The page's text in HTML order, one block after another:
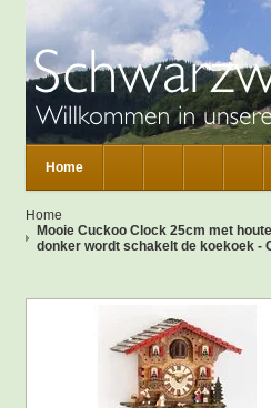
Home
Home
Mooie Cuckoo Clock 25cm met
donker wordt schakelt de koekoek -